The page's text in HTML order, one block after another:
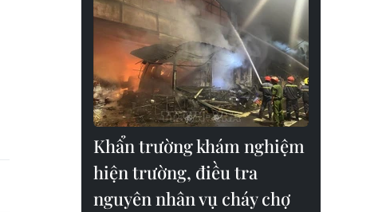
Khẩn trường khám nghiệm
hiện trường, điều tra
nguyên nhân vụ cháy chợ